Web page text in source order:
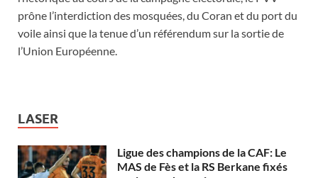
prône l’interdiction des mosquées, du Coran et du port du
voile ainsi que la tenue d’un référendum sur la sortie de
l’Union Européenne.
LASER
Ligue des champions de la CAF: Le
MAS de Fès et la RS Berkane fixés